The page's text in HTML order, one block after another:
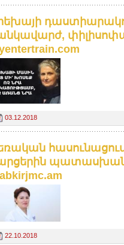
03.12.2018
22.10.2018